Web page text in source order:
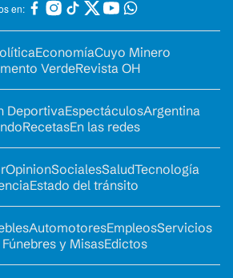
en:
EconomíaCuyo Minero
VerdeRevista OH
DeportivaEspectáculosArgentina
RecetasEn las redes
OpinionSocialesSaludTecnología
Estado del tránsito
AutomotoresEmpleosServicios
y MisasEdictos